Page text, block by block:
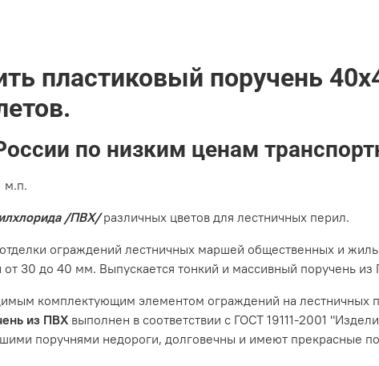
пластиковый поручень
по низким ценам
м.п.
/ПВХ/различных цветов для лестничных перил.
ограждений лестничных маршей общественных и
30 до 40 мм. Выпускается тонкий и массивный поручень
комплектующим элементом ограждений на лестничных
из ПВХ выполнен в соответствии с ГОСТ 19111-2001
поручнями недороги, долговечны и имеют прекрасные